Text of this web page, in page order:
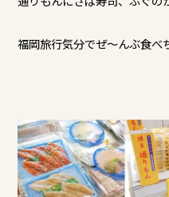
福岡旅行気分でぜ～んぶ食べ